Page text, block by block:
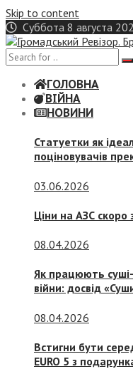
Skip to content
Суббота 8 августа
ГОЛОВНА
ВІЙНА
НОВИНИ
Статуетки як
поціновувачів
03.06.2026
Ціни на АЗС скоро
08.04.2026
Як працюють
війни: досвід
08.04.2026
Встигни бути
EURO 5 з